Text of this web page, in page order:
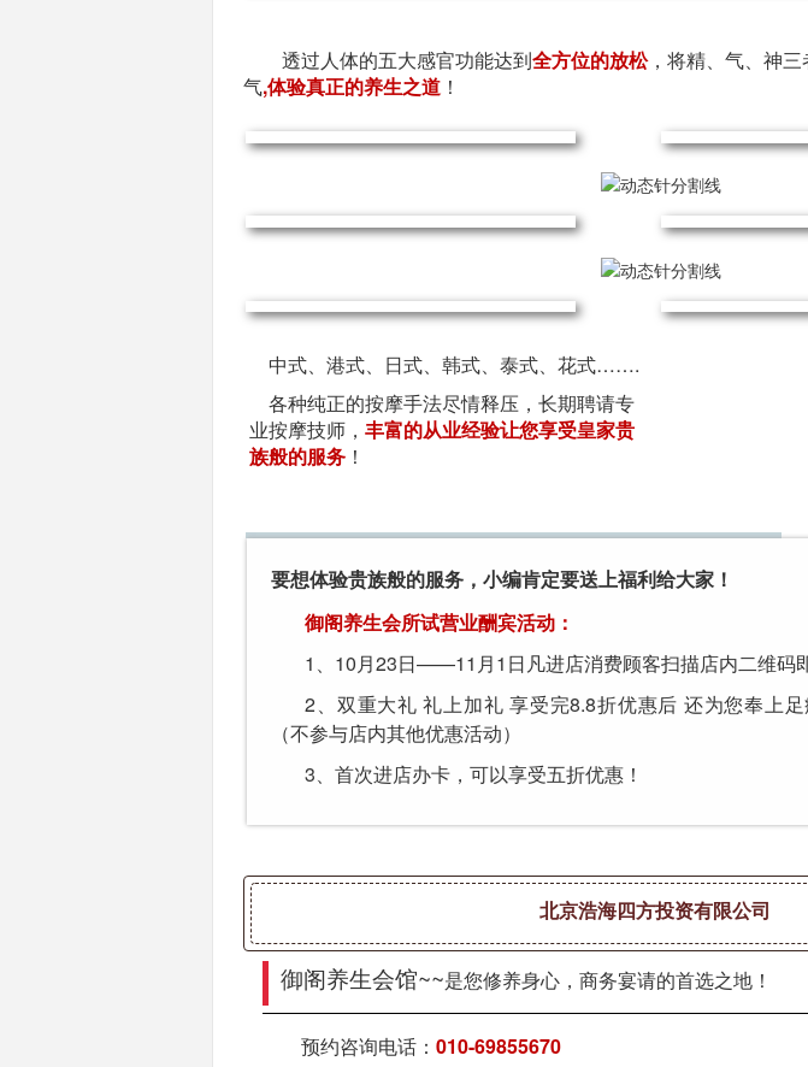
透过人体的五大感官功能达到全方位的放松，将精、气、神
气,体验真正的养生之道 ！
中式、港式、日式、韩式、泰式、花式…….
业按摩技师，丰富的从业经验让您享受皇家贵
族般的服务 ！
要想体验贵族般的服务，小编肯定要送上福利给大家！
御阁养生会所试营业酬宾活动：
1、10月23日——11月1日凡进店消费顾客扫描店内二维码
2、双重大礼 礼上加礼 享受完8.8折优惠后 还为您奉上
（不参与店内其他优惠活动）
3、首次进店办卡，可以享受五折优惠！
北京浩海四方投资有限公司
御阁养生会馆~~是您修养身心，商务宴请的首选之地！
预约咨询电话：010-69855670